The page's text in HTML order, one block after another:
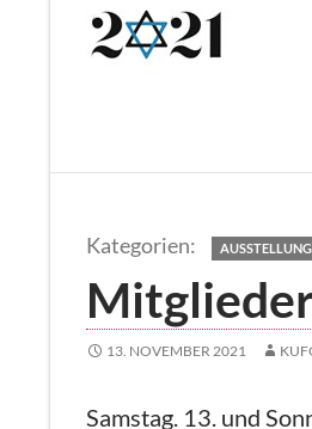
AUSSTELLUNG
13. NOVEMBER 2021
Samstag. 13. und